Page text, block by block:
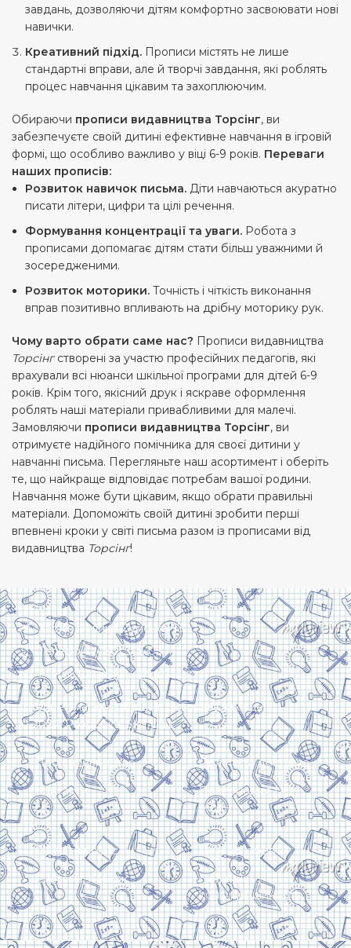
завдань, дозволяючи дітям комфортно засвоювати нові
навички.
Креативний підхід. Прописи містять не лише
стандартні вправи, але й творчі завдання, які роблять
процес навчання цікавим та захоплюючим.
Обираючи прописи видавництва Торсінг, ви
забезпечуєте своїй дитині ефективне навчання в ігровій
формі, що особливо важливо у віці 6-9 років. Переваги
наших прописів:
Розвиток навичок письма. Діти навчаються акуратно
писати літери, цифри та цілі речення.
Формування концентрації та уваги. Робота з
прописами допомагає дітям стати більш уважними й
зосередженими.
Розвиток моторики. Точність і чіткість виконання
вправ позитивно впливають на дрібну моторику рук.
Чому варто обрати саме нас? Прописи видавництва
Торсінгстворені за участю професійних педагогів, які
врахували всі нюанси шкільної програми для дітей 6-9
років. Крім того, якісний друк і яскраве оформлення
роблять наші матеріали привабливими для малечі.
Замовляючи прописи видавництва Торсінг, ви
отримуєте надійного помічника для своєї дитини у
навчанні письма. Перегляньте наш асортимент і оберіть
те, що найкраще відповідає потребам вашої родини.
Навчання може бути цікавим, якщо обрати правильні
матеріали. Допоможіть своїй дитині зробити перші
впевнені кроки у світі письма разом із прописами від
видавництва Торсінг!
Харків, вулиця Сумська, 13
Телефон: (050) 305-05-41
E-Mail: torsingplus@gmail.com
Інтернет-магазин Торсінг. Усі права захищені
© 2024. Розробка:Skill Unit
Про видавництво
Контакти
Оплата та доставка
Повернення та
обмін
Скачати прайс
Система знижок
Договір оферти
Політика
конфіденційності